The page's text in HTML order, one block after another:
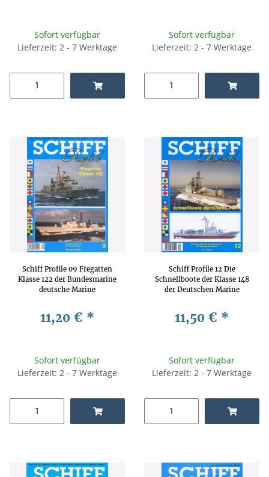
Sofort verfügbar
Lieferzeit: 2 - 7 Werktage
Sofort verfügbar
Lieferzeit: 2 - 7 Werktage
Schiff Profile 09 Fregatten
Klasse 122 der Bundesmarine
deutsche Marine
11,20 € *
Sofort verfügbar
Lieferzeit: 2 - 7 Werktage
Schiff Profile 12 Die
Schnellboote der Klasse 148
der Deutschen Marine
11,50 € *
Sofort verfügbar
Lieferzeit: 2 - 7 Werktage